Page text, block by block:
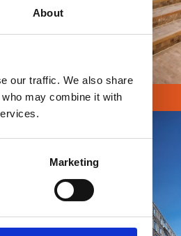
About
our traffic. We also share
may combine it with
Marketing
LÆS